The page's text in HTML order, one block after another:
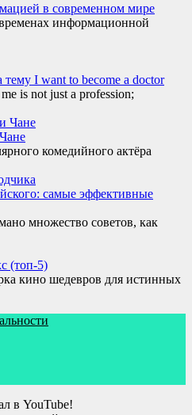
в современном мире
информационной
I want to become a doctor
is not just a profession;
комедийного актёра
самые эффективные
множество советов, как
(топ-5)
кино шедевров для истинных
в YouTube!